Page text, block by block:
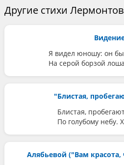
Другие стихи
Я видел юношу: он
На серой борзой
"Блистая,
Блистая,
По голубому небу.
Алябьевой ("Вам красота,